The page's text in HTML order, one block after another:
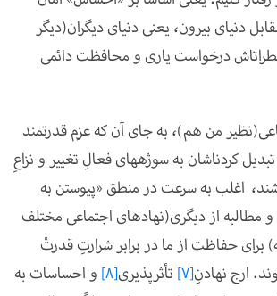
دنیای بیرون، یعنی دنیای دیگران(دیگر
درخواست یاری و محافظت دائمی
من هم)، به جای آن که عزمِ قدرت­مند
کردن­اشان به سوژه­های فعالِ تغییر و نزاعِ
اغلب به سرعت در منطق «پیوستن به
مطالبه از دیگری(نهاد­های اجتماعی مختلف
برای حفاظت از ما در برابر شرارتِ قدرتْ
ارج نهادنِ[7] تأثرپذیری[8] و احساسات به